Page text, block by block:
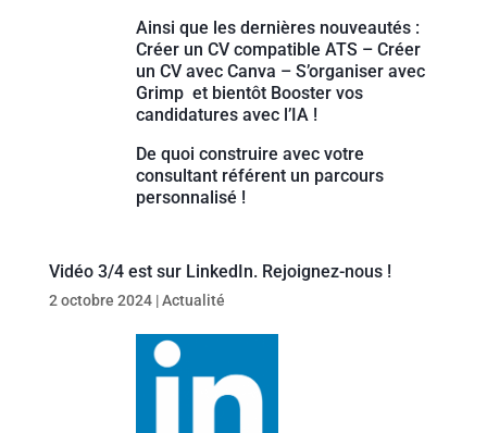
Ainsi que les dernières nouveautés :
Créer un CV compatible ATS – Créer
un CV avec Canva – S’organiser avec
Grimp et bientôt Booster vos
candidatures avec l’IA !
De quoi construire avec votre
consultant référent un parcours
personnalisé !
Vidéo 3/4 est sur LinkedIn. Rejoignez-nous !
2 octobre 2024|Actualité